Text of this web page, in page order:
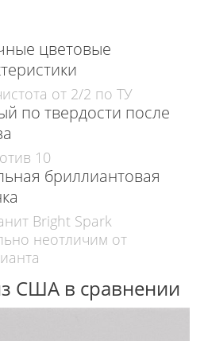
цветовые
от 2/2 по ТУ
по твердости после
10
бриллиантовая
Bright Spark
неотличим от
США в сравнении